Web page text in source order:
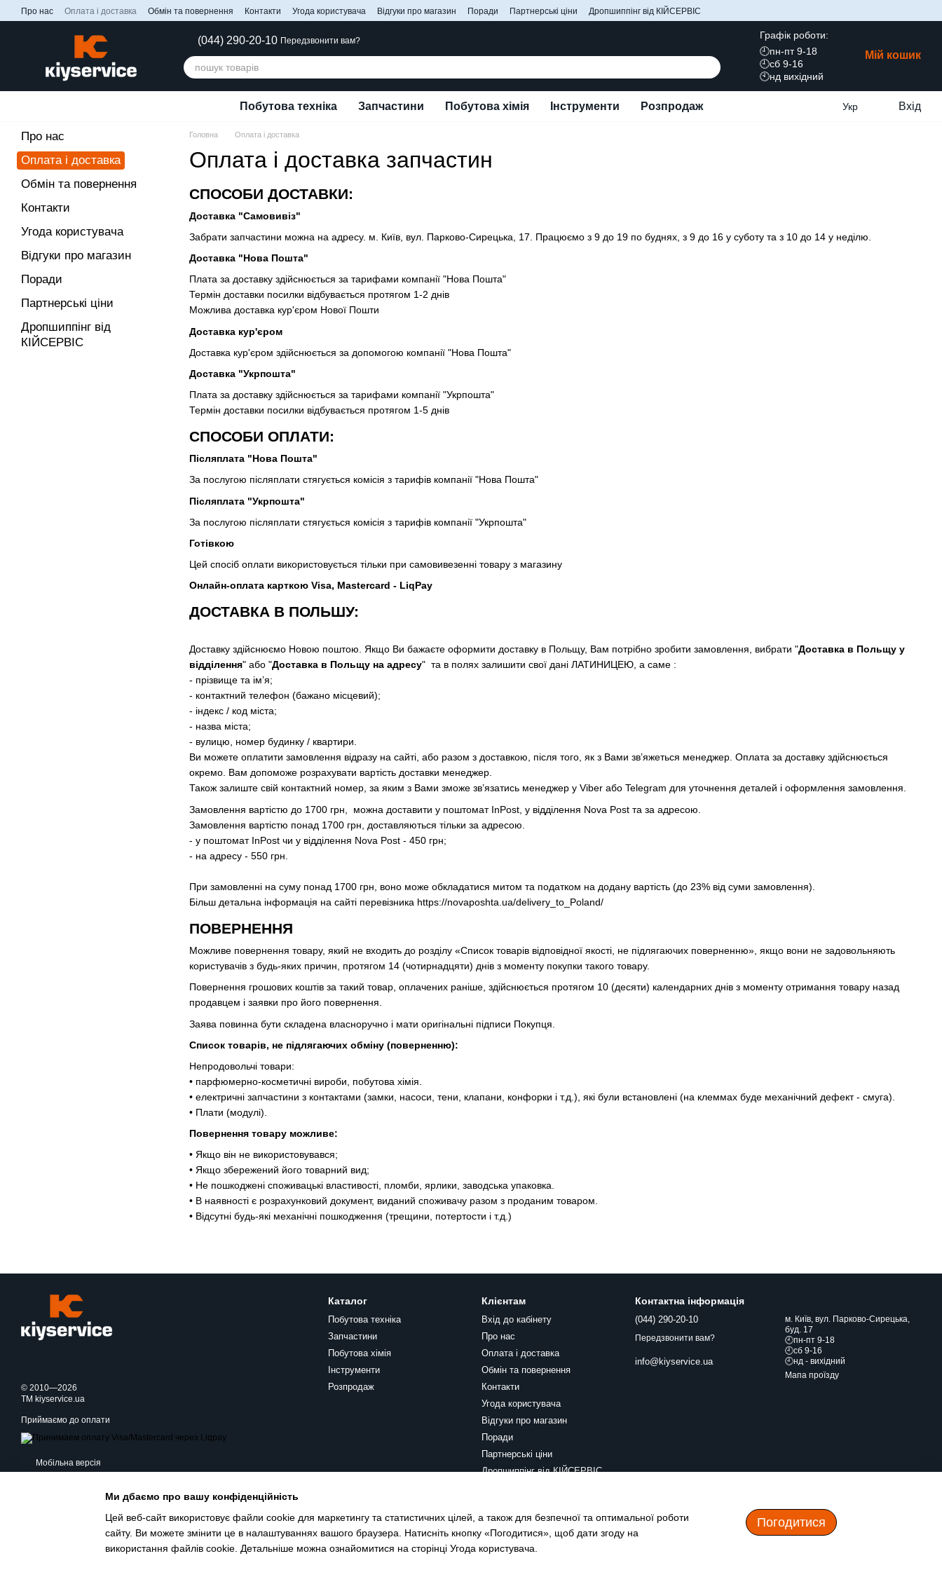
Перейти до основного контенту
Про нас Оплата і доставка Обмін та повернення Контакти Угода користувача Відгуки про магазин Поради Партнерські ціни Дропшиппінг від КІЙСЕРВІС
(044) 290-20-10 Передзвонити вам?
Графік роботи:
🕘пн-пт 9-18
🕘сб 9-16
🕙нд вихідний
Мій кошик
Побутова техніка Запчастини Побутова хімія Інструменти Розпродаж Укр Вхід
Головна Оплата і доставка
Оплата і доставка запчастин
СПОСОБИ ДОСТАВКИ:
Доставка "Самовивіз"
Забрати запчастини можна на адресу. м. Київ, вул. Парково-Сирецька, 17. Працюємо з 9 до 19 по буднях, з 9 до 16 у суботу та з 10 до 14 у неділю.
Доставка "Нова Пошта"
Плата за доставку здійснюється за тарифами компанії "Нова Пошта"
Термін доставки посилки відбувається протягом 1-2 днів
Можлива доставка кур'єром Нової Пошти
Доставка кур'єром
Доставка кур'єром здійснюється за допомогою компанії "Нова Пошта"
Доставка "Укрпошта"
Плата за доставку здійснюється за тарифами компанії "Укрпошта"
Термін доставки посилки відбувається протягом 1-5 днів
СПОСОБИ ОПЛАТИ:
Післяплата "Нова Пошта"
За послугою післяплати стягується комісія з тарифів компанії "Нова Пошта"
Післяплата "Укрпошта"
За послугою післяплати стягується комісія з тарифів компанії "Укрпошта"
Готівкою
Цей спосіб оплати використовується тільки при самовивезенні товару з магазину
Онлайн-оплата карткою Visa, Mastercard - LiqPay
ДОСТАВКА В ПОЛЬШУ:
Доставку здійснюємо Новою поштою. Якщо Ви бажаєте оформити доставку в Польщу, Вам потрібно зробити замовлення, вибрати "Доставка в Польщу у
відділення" або "Доставка в Польщу на адресу" та в полях залишити свої дані ЛАТИНИЦЕЮ, а саме :
- прізвище та ім’я;
- контактний телефон (бажано місцевий);
- індекс / код міста;
- назва міста;
- вулицю, номер будинку / квартири.
Ви можете оплатити замовлення відразу на сайті, або разом з доставкою, після того, як з Вами зв’яжеться менеджер. Оплата за доставку здійснюється
окремо. Вам допоможе розрахувати вартість доставки менеджер.
Також залиште свій контактний номер, за яким з Вами зможе зв’язатись менеджер у Viber або Telegram для уточнення деталей і оформлення замовлення.
Замовлення вартістю до 1700 грн, можна доставити у поштомат InPost, у відділення Nova Post та за адресою.
Замовлення вартістю понад 1700 грн, доставляються тільки за адресою.
- у поштомат InPost чи у відділення Nova Post - 450 грн;
- на адресу - 550 грн.
При замовленні на суму понад 1700 грн, воно може обкладатися митом та податком на додану вартість (до 23% від суми замовлення).
Більш детальна інформація на сайті перевізника https://novaposhta.ua/delivery_to_Poland/
ПОВЕРНЕННЯ
Можливе повернення товару, який не входить до розділу «Список товарів відповідної якості, не підлягаючих поверненню», якщо вони не задовольняють
користувачів з будь-яких причин, протягом 14 (чотирнадцяти) днів з моменту покупки такого товару.
Повернення грошових коштів за такий товар, оплачених раніше, здійснюється протягом 10 (десяти) календарних днів з моменту отримання товару назад
продавцем і заявки про його повернення.
Заява повинна бути складена власноручно і мати оригінальні підписи Покупця.
Список товарів, не підлягаючих обміну (поверненню):
Непродовольчі товари:
• парфюмерно-косметичні вироби, побутова хімія.
• електричні запчастини з контактами (замки, насоси, тени, клапани, конфорки і т.д.), які були встановлені (на клеммах буде механічний дефект - смуга).
• Плати (модулі).
Повернення товару можливе:
• Якщо він не використовувався;
• Якщо збережений його товарний вид;
• Не пошкоджені споживацькі властивості, пломби, ярлики, заводська упаковка.
• В наявності є розрахунковий документ, виданий споживачу разом з проданим товаром.
• Відсутні будь-які механічні пошкодження (трещини, потертости і т.д.)
Про нас
Оплата і доставка
Обмін та повернення
Контакти
Угода користувача
Відгуки про магазин
Поради
Партнерські ціни
Дропшиппінг від
КІЙСЕРВІС
© 2010—2026
TM kiyservice.ua
Приймаємо до оплати
Мобільна версія
Каталог
Побутова техніка
Запчастини
Побутова хімія
Інструменти
Розпродаж
Клієнтам
Вхід до кабінету
Про нас
Оплата і доставка
Обмін та повернення
Контакти
Угода користувача
Відгуки про магазин
Поради
Партнерські ціни
Дропшиппінг від КІЙСЕРВІС
Контактна інформація
(044) 290-20-10
Передзвонити вам?
info@kiyservice.ua
м. Київ, вул. Парково-Сирецька,
буд. 17
🕘пн-пт 9-18
🕘сб 9-16
🕘нд - вихідний
Мапа проїзду
Ми дбаємо про вашу конфіденційність
Цей веб-сайт використовує файли cookie для маркетингу та статистичних цілей, а також для безпечної та оптимальної роботи
сайту. Ви можете змінити це в налаштуваннях вашого браузера. Натисніть кнопку «Погодитися», щоб дати згоду на
використання файлів cookie. Детальніше можна ознайомитися на сторінці Угода користувача
Погодитися